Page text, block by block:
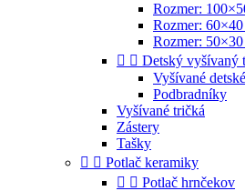
Rozmer:
Rozmer:
Rozmer:
  Detský vyšívaný
Vyšívané
Podbradníky
Vyšívané tričká
Zástery
Tašky
  Potlač keramiky
  Potlač hrnčekov